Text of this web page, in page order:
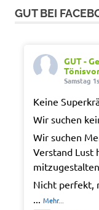
GUT BEI
GUT -
Samstag
Keine
Wir suchen
Wir suchen
Verstand Lust
mitzugestalten.
Nicht perfekt,
Mehr...